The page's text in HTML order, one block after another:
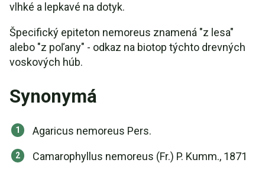
vlhké a lepkavé na dotyk.
Špecifický epiteton nemoreus znamená "z lesa"
alebo "z poľany" - odkaz na biotop týchto drevných
voskových húb.
Synonymá
Agaricus nemoreus Pers.
Camarophyllus nemoreus (Fr.) P. Kumm., 1871